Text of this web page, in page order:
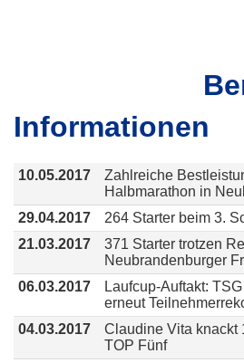
Informationen
10.05.2017
Zahlreiche
Halbmarathon in
29.04.2017
264 Starter beim 3.
21.03.2017
371 Starter trotzen
Neubrandenburger
06.03.2017
Laufcup-Auftakt:
erneut
04.03.2017
Claudine Vita knackt
TOP Fünf